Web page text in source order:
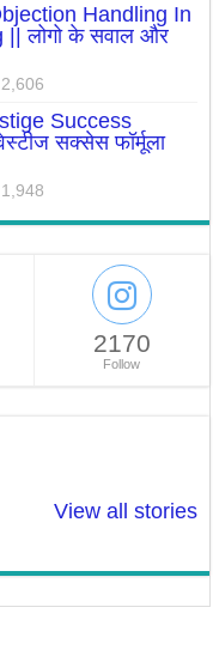
Handling In
लोगो के सवाल और
2,606
Success
सक्सेस फॉर्मूला
1,948
2170
Follow
View all stories
टेस्टोस्टेरोन